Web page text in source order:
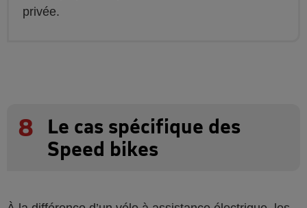
privée.
8
Le cas spécifique des
Speed bikes